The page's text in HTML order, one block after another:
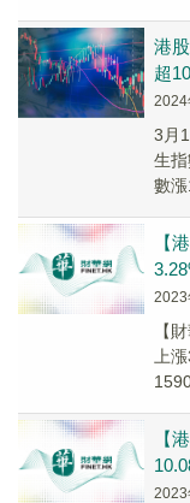
港
超
2024
3月
生
數
【
2023
【
上
【
2023